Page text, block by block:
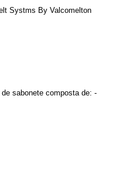
Systms By Valcomelton
sabonete composta de: -